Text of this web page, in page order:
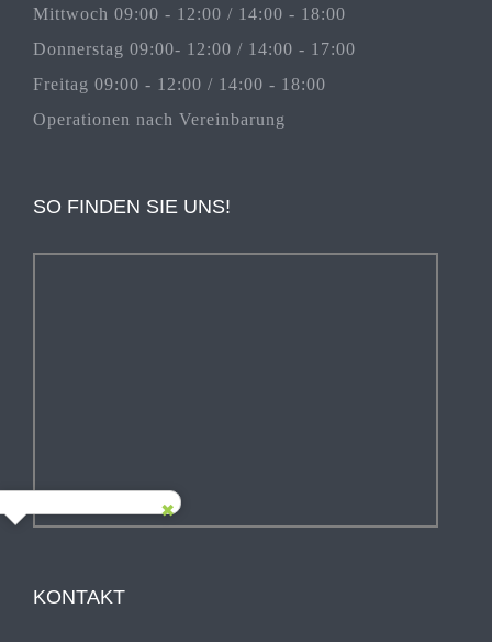
Mittwoch 09:00 - 12:00 / 14:00 - 18:00
Donnerstag 09:00- 12:00 / 14:00 - 17:00
Freitag 09:00 - 12:00 / 14:00 - 18:00
Operationen nach Vereinbarung
SO FINDEN SIE UNS!
KONTAKT